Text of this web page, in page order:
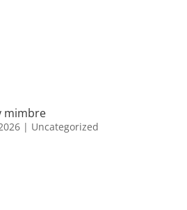
mimbre
| Uncategorized